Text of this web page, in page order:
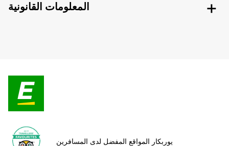
المعلومات القانونية
يوربكار المواقع المفضل لدى المسافرين